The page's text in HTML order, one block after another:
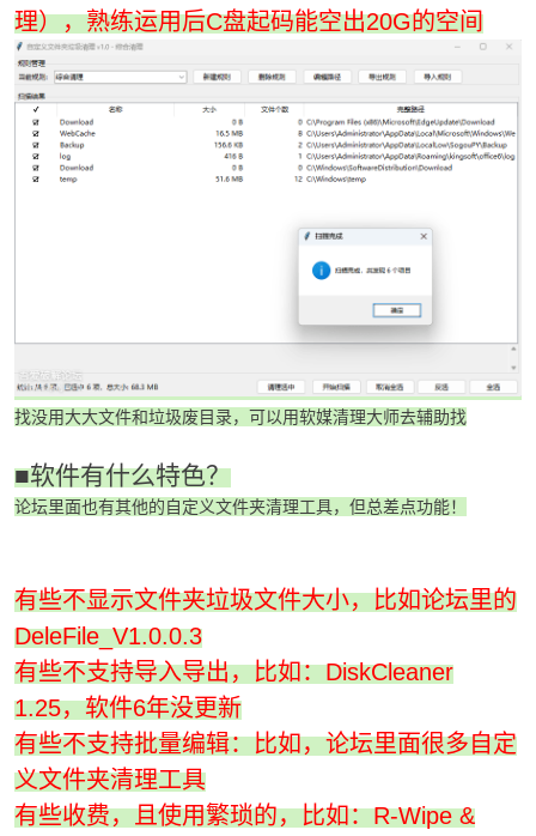
破
理），熟练运用后C盘起码能空出20G的空间
找没用大大文件和垃圾废目录，可以用软媒清理大师去辅助找
■软件有什么特色？
论坛里面也有其他的自定义文件夹清理工具，但总差点功能！
有些不显示文件夹垃圾文件大小，比如论坛里的
DeleFile_V1.0.0.3
有些不支持导入导出，比如：DiskCleaner
1.25，软件6年没更新
有些不支持批量编辑：比如，论坛里面很多自定
义文件夹清理工具
有些收费，且使用繁琐的，比如：R-Wipe &